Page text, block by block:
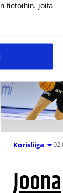
tietoihin, joita
Korisliiga
Joona